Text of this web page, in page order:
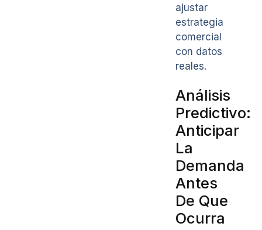
ajustar
estrategia
comercial
con datos
reales.
Análisis
Predictivo:
Anticipar
La
Demanda
Antes
De Que
Ocurra